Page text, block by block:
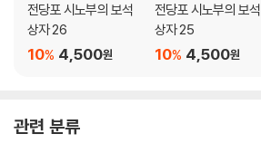
전당포 시노부의 보석
상자 26
4,500원
10%
전당포 시노부의 보석
상자 25
4,500원
10%
관련 분류